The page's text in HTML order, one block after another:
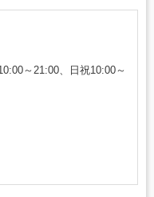
～21:00、日祝10:00～